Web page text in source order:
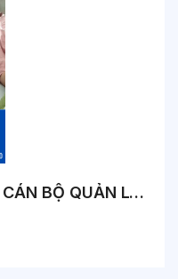
CÁI KẾT NÀO DÀNH CHO CÁN BỘ QUẢN LÝ THỊ TRƯỜNG THANH HÓA KHI BỊ TỐ ĐÁNH BẠN GÁI